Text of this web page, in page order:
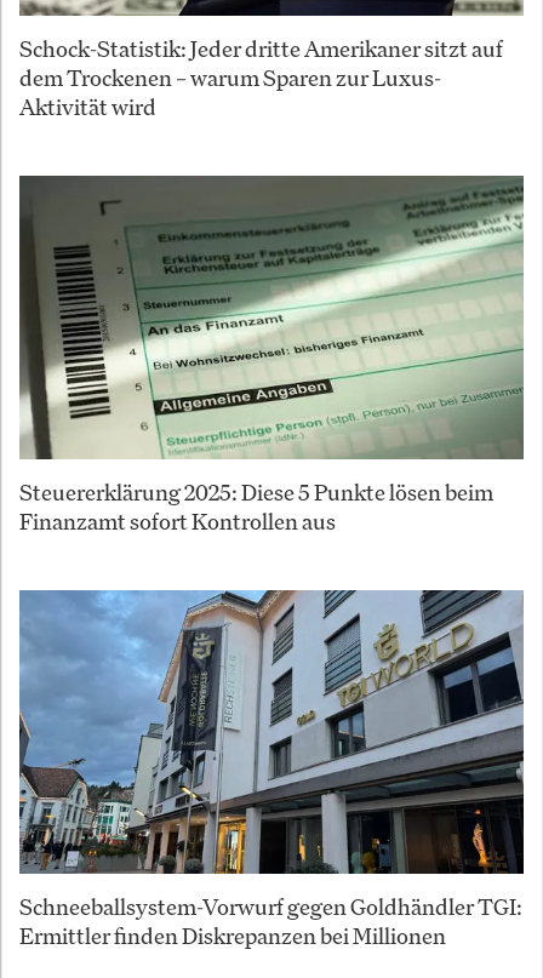
Schock-Statistik: Jeder dritte Amerikaner sitzt auf
dem Trockenen – warum Sparen zur Luxus-
Aktivität wird
Steuererklärung 2025: Diese 5 Punkte lösen beim
Finanzamt sofort Kontrollen aus
Schneeballsystem-Vorwurf gegen Goldhändler TGI:
Ermittler finden Diskrepanzen bei Millionen